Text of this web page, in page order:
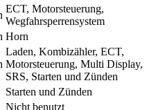
ECT, Motorsteuerung,
Wegfahrsperrensystem
Horn
Laden, Kombizähler, ECT,
Motorsteuerung, Multi Display,
SRS, Starten und Zünden
Starten und Zünden
Nicht benutzt